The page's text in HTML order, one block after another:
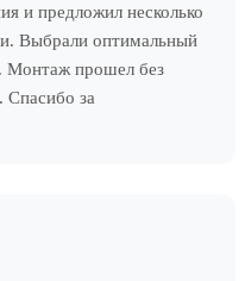
и предложил несколько
Выбрали оптимальный
Монтаж прошел без
Спасибо за